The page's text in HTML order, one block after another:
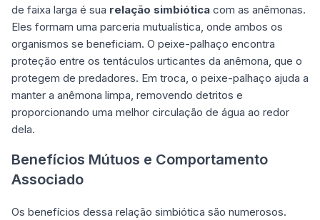
de faixa larga é sua relação simbiótica com as anêmonas.
Eles formam uma parceria mutualística, onde ambos os
organismos se beneficiam. O peixe-palhaço encontra
proteção entre os tentáculos urticantes da anêmona, que o
protegem de predadores. Em troca, o peixe-palhaço ajuda a
manter a anêmona limpa, removendo detritos e
proporcionando uma melhor circulação de água ao redor
dela.
Benefícios Mútuos e Comportamento
Associado
Os benefícios dessa relação simbiótica são numerosos.